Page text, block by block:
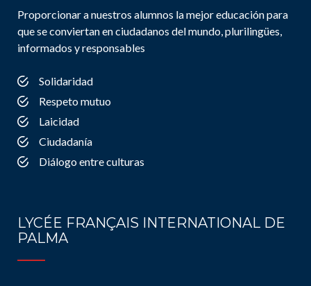
Proporcionar a nuestros alumnos la mejor educación para
que se conviertan en ciudadanos del mundo, plurilingües,
informados y responsables
Solidaridad
Respeto mutuo
Laicidad
Ciudadanía
Diálogo entre culturas
LYCÉE FRANÇAIS INTERNATIONAL DE
PALMA